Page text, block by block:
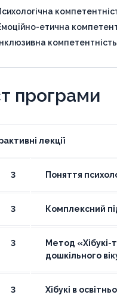
етична
компетентність
програми
лекції
3 Поняття
3 Комплексний
3
Метод «Хібукі-
дошкільного
3 Хібукі в